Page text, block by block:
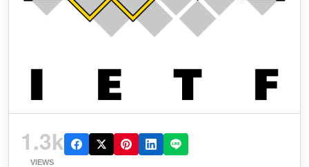
1.3k
VIEWS